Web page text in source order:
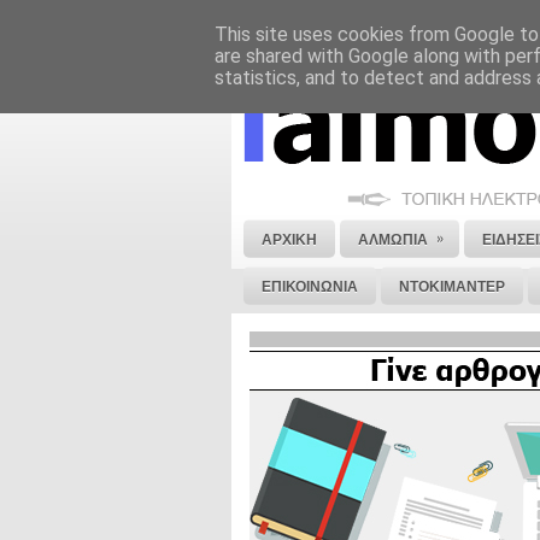
ΝΟΜΙΚΗ ΣΗΜΕΙΩΣΗ ΔΙΑΦΗΜΙΣΗ
ΑΡΧΙΚΗ ΑΛΜΩΠΙΑ »
ΕΠΙΚΟΙΝΩΝΙΑ ΝΤΟΚΙΜΑΝΤΕΡ
This site uses cookies from Google
are shared with Google along with
statistics, and to detect and address